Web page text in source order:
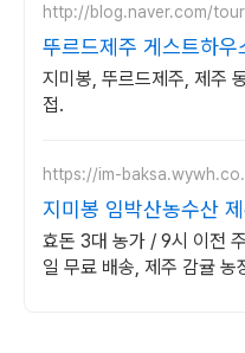
http://blog.naver.com/
뚜르드제주 게스트하우
지미봉, 뚜르드제주, 제주
접.
https://im-
지미봉 임박산농수산
돔 판매
효돈 3대 농가 / 9시 이전
일 무료 배송, 제주 감귤 농